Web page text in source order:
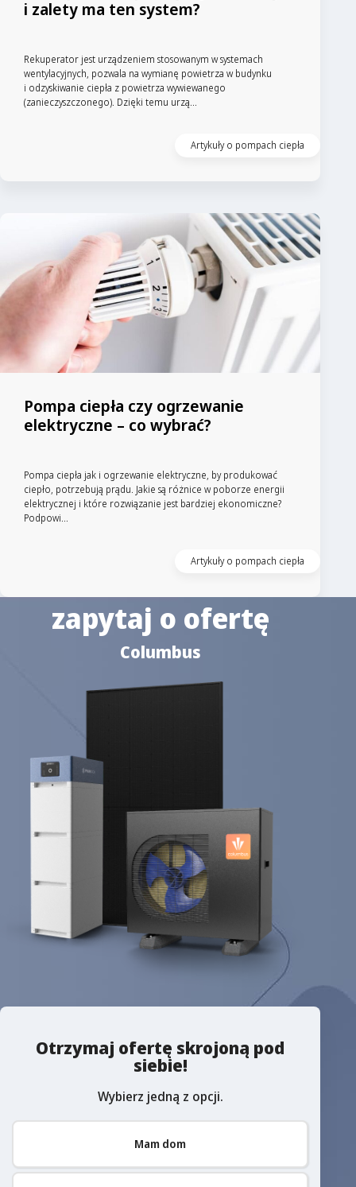
i zalety ma ten system?
Rekuperator jest urządzeniem stosowanym w systemach
wentylacyjnych, pozwala na wymianę powietrza w budynku
i odzyskiwanie ciepła z powietrza wywiewanego
(zanieczyszczonego). Dzięki temu urzą...
Artykuły o pompach ciepła
Pompa ciepła czy ogrzewanie
elektryczne – co wybrać?
Pompa ciepła jak i ogrzewanie elektryczne, by produkować
ciepło, potrzebują prądu. Jakie są różnice w poborze energii
elektrycznej i które rozwiązanie jest bardziej ekonomiczne?
Podpowi...
Artykuły o pompach ciepła
zapytaj o ofertę
Columbus
Otrzymaj ofertę skrojoną pod
siebie!
Wybierz jedną z opcji.
Mam dom